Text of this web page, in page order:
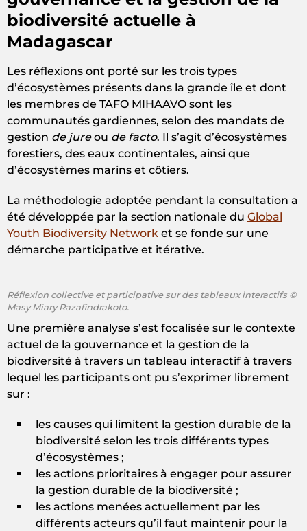
biodiversité actuelle à
Madagascar
Les réflexions ont porté sur les trois types
d’écosystèmes présents dans la grande île et dont
les membres de TAFO MIHAAVO sont les
communautés gardiennes, selon des mandats de
gestion de jureou de facto. Il s’agit d’écosystèmes
forestiers, des eaux continentales, ainsi que
d’écosystèmes marins et côtiers.
La méthodologie adoptée pendant la consultation a
été développée par la section nationale du Global
Youth Biodiversity Network et se fonde sur une
démarche participative et itérative.
Réflexion collective et participative sur des tableaux interactifs ©
Masy Miary Razafindrakoto.
Une première analyse s’est focalisée sur le contexte
actuel de la gouvernance et la gestion de la
biodiversité à travers un tableau interactif à travers
lequel les participants ont pu s’exprimer librement
sur :
les causes qui limitent la gestion durable de la
biodiversité selon les trois différents types
d’écosystèmes ;
les actions prioritaires à engager pour assurer
la gestion durable de la biodiversité ;
les actions menées actuellement par les
différents acteurs qu’il faut maintenir pour la